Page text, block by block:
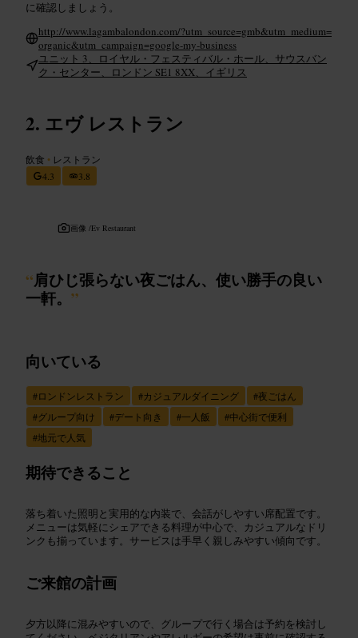
に確認しましょう。
http://www.lagambalondon.com/?utm_source=gmb&utm_medium=
organic&utm_campaign=google-my-business
ユニット 3、ロイヤル・フェスティバル・ホール、サウスバン
ク・センター、ロンドン SE1 8XX、イギリス
エヴ レストラン
飲食 • レストラン
4.3
3.8
画像 /Ev Restaurant
“肩ひじ張らない夜ごはん、使い勝手の良い
一軒。 ”
向いている
#ロンドンレストラン #カジュアルダイニング #夜ごはん
#グループ向け #デート向き #一人飯 #中心街で便利
#地元で人気
期待できること
落ち着いた照明と実用的な内装で、会話がしやすい席配置です。
メニューは気軽にシェアできる料理が中心で、カジュアルなドリ
ンクも揃っています。サービスは手早く親しみやすい傾向です。
ご来館の計画
夕方以降に混みやすいので、グループで行く場合は予約を検討し